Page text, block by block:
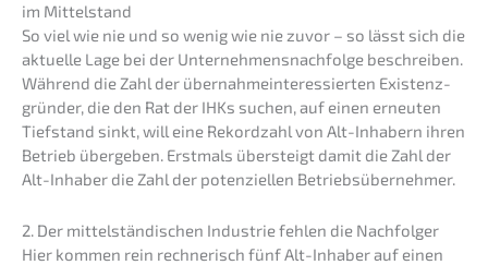
im Mittelstand
So viel wie nie und so wenig wie nie zuvor – so lässt sich die
aktuel­le Lage bei der Unternehmens­nachfolge beschrei­ben.
Während die Zahl der übernah­me­inter­es­sier­ten Existenz­
grün­der, die den Rat der IHKs suchen, auf einen erneu­ten
Tiefstand sinkt, will eine Rekord­zahl von Alt-Inhabern ihren
Betrieb überge­ben. Erstmals übersteigt damit die Zahl der
Alt-Inhaber die Zahl der poten­zi­el­len Betriebsübernehmer.
2. Der mittel­stän­di­schen Indus­trie fehlen die Nachfolger
Hier kommen rein rechne­risch fünf Alt-Inhaber auf einen